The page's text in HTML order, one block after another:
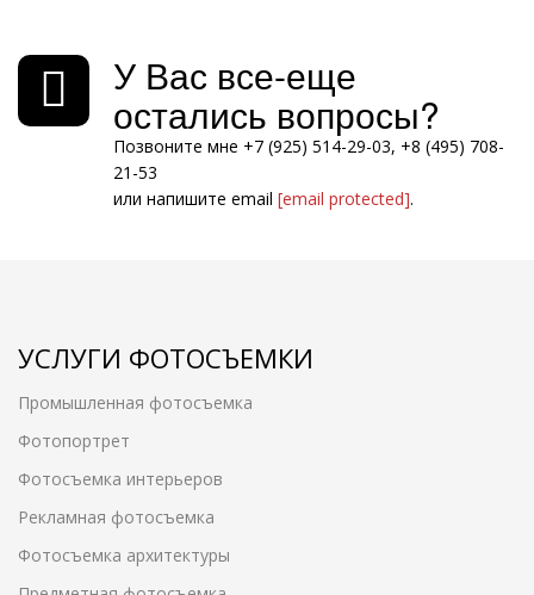
У Вас все-еще
остались вопросы?
Позвоните мне +7 (925) 514-29-03, +8 (495) 708-
21-53
или напишите email [email protected].
УСЛУГИ ФОТОСЪЕМКИ
Промышленная фотосъемка
Фотопортрет
Фотосъемка интерьеров
Рекламная фотосъемка
Фотосъемка архитектуры